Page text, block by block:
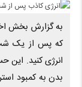
به گزارش بخش
که پس از یک
انرژی کنید. این
بدن به کمبود